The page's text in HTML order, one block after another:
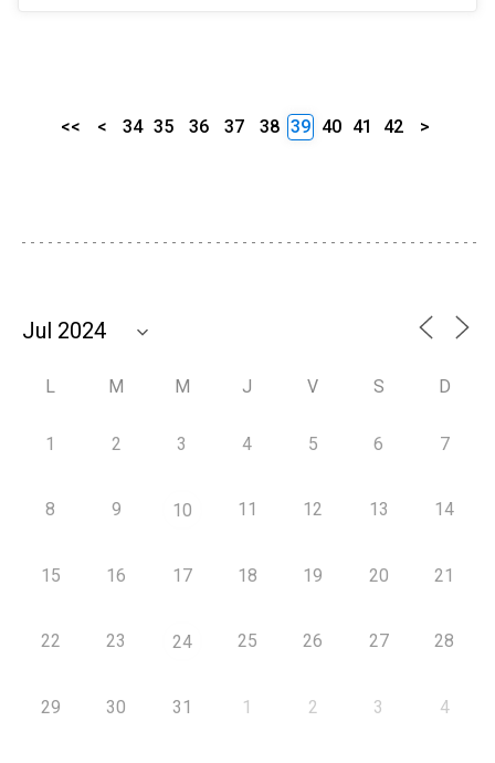
<< < 34 35 36 37 38 39 40 41 42 >
L M M J V S D
1 2 3 4 5 6 7
8 9 10 11 12 13 14
15 16 17 18 19 20 21
22 23 24 25 26 27 28
29 30 31 1 2 3 4